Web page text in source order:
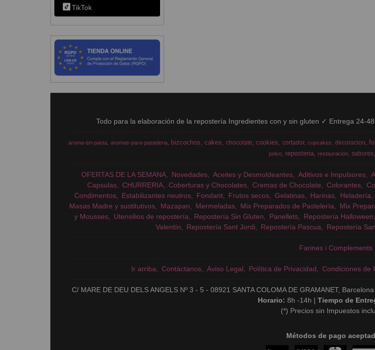
TikTok
Todo para la elaboración de la repostería Ingredientes con y sin gluten ✓ Entrega 24-
aroma-en-pasta aromas-para-pasteleria bizcochos cakes chocolate cookies cortador cupcakes decoracion
polvo
reposteria restauracion sabores
OFERTAS DE LA SEMANA Novedades Aceites y Desmoldeantes Aditivos e Impulsores
Capsulas
CHURRERIA Coberturas y Chocolates Cremas de Chocolate Colorantes
Condimentos
Estabilizantes neutros Fondant Frutos secos Gelatinas Harinas Heladería
Masas Madre y sustitutivos
Mazapan Mermeladas Mix Preparados de Pastelería Mix
y Mousses
Utensilios de repostería Repostería Sin Gluten Panellets Repostería Halloween
Valentín
Repostería Sant Jordi Repostería Pascua Repostería
Farines i Complements
Ir arriba Contáctanos Aviso Legal Política de Privacidad Condiciones de
C/ MARE DE DEU DELS ANGELS Nº 3 - 5 - 08921 SANTA COLOMA DE GRAMANET,
Horario:8h -14h |Tiempo de
(*) Precios sin Impuestos
Métodos de pago